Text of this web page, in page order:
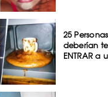
25
deberían
ENTRAR a